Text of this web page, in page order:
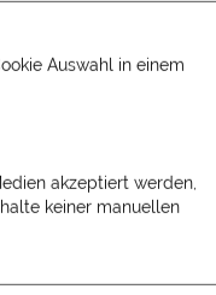
Dies gilt auch
im Falle
eines sonstigen
.
das Zimmer
Auswahl in einem
akzeptiert werden,
keiner manuellen